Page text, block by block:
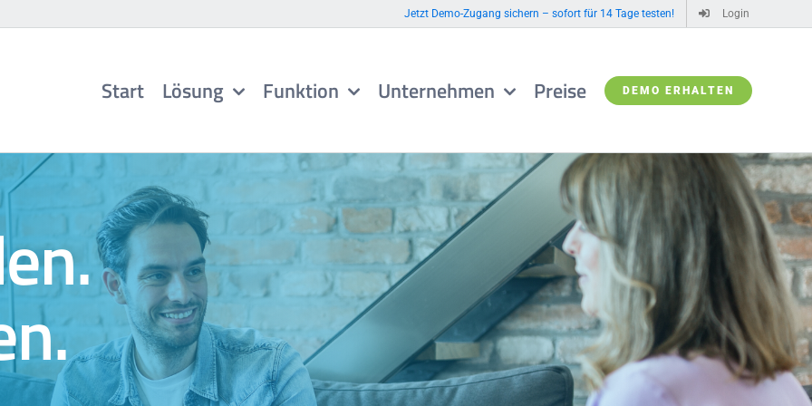
Jetzt Demo-Zugang sichern – sofort für 14 Tage testen! Login
Start Lösung Funktion Unternehmen Preise DEMO ERHALTEN